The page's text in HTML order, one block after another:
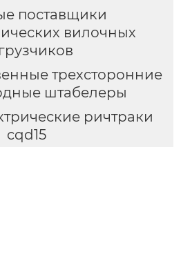
поставщики
вилочных
трехсторонние
штабелеры
ричтраки
cqd15